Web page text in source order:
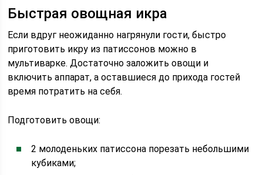
Быстрая овощная икра
Если вдруг неожиданно нагрянули гости, быстро
приготовить икру из патиссонов можно в
мультиварке. Достаточно заложить овощи и
включить аппарат, а оставшиеся до прихода гостей
время потратить на себя.
Подготовить овощи:
2 молоденьких патиссона порезать небольшими
кубиками;